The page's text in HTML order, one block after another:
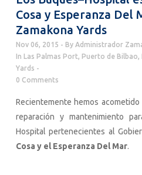
Cosa y Esperanza Del
Zamakona Yards
Nov 06, 2015 By Administrador
In Las Palmas Port, Puerto de Bilbao,
Yards
0 Comments
Recientemente hemos
reparación y mantenimiento
Hospital pertenecientes al
Cosa y el Esperanza Del Mar.